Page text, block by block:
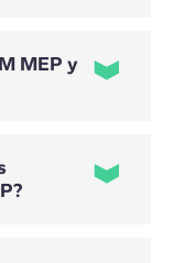
con la
MEP y
mecánicas,